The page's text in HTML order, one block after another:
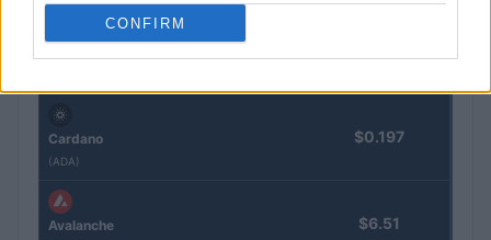
CONFIRM
Cardano
(ADA)
$0.197
Avalanche $6.51